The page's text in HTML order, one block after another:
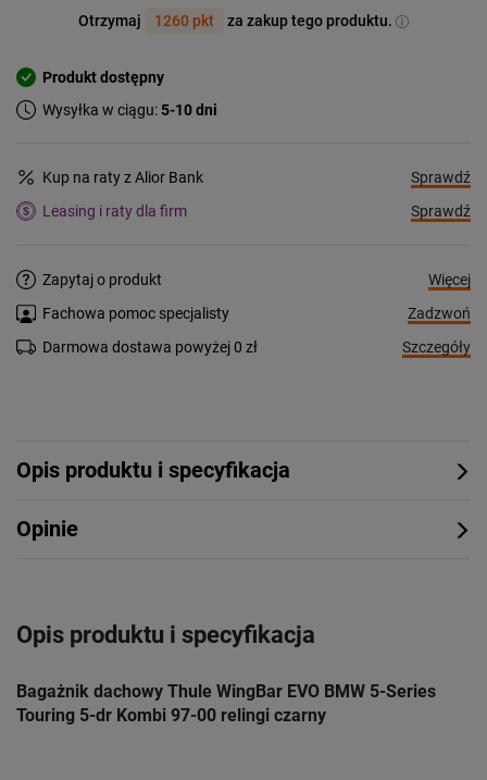
Otrzymaj 1260 pkt za zakup tego produktu.
Produkt dostępny
Wysyłka w ciągu:5-10 dni
Kup na raty z Alior Bank
Sprawdź
Leasing i raty dla firm
Sprawdź
Zapytaj o produkt
Więcej
Fachowa pomoc specjalisty
Zadzwoń
Darmowa dostawa powyżej 0 zł
Szczegóły
Opis produktu i specyfikacja
Opinie
Opis produktu i specyfikacja
Bagażnik dachowy Thule WingBar EVO BMW 5-Series
Touring 5-dr Kombi 97-00 relingi czarny